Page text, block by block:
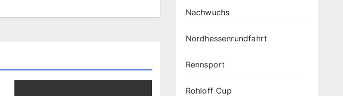
Nachwuchs
Nordhessenrundfahrt
Rennsport
Rohloff Cup